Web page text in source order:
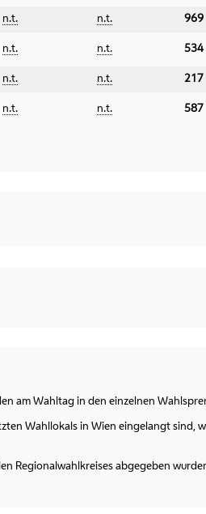
n.t. n.t. 969
n.t. n.t. 534
n.t. n.t. 217
n.t. n.t. 587
am Wahltag in den einzelnen
Wahllokals in Wien eingelangt sind,
Regionalwahlkreises abgegeben